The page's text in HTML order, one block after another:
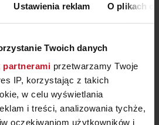
Ustawienia reklam O plikach
Twoich danych
partnerami przetwarzamy Twoje
IP, korzystając z takich
w celu wyświetlania
i treści, analizowania tychże,
oczekiwaniom użytkowników i
UNDER THE
BELL